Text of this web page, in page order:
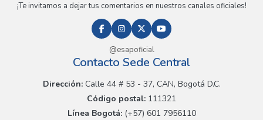
¡Te invitamos a dejar tus comentarios en nuestros canales oficiales!
@esapoficial
Contacto Sede Central
Dirección:Calle 44 # 53 - 37, CAN, Bogotá D.C.
Código postal: 111321
Línea Bogotá:(+57) 601 7956110